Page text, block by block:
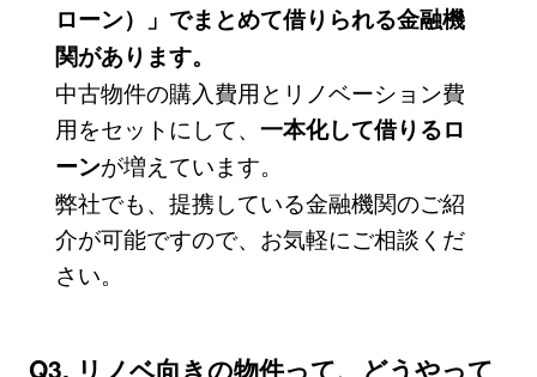
ローン）」でまとめて借りられる金融機
関があります。
中古物件の購入費用とリノベーション費
用をセットにして、 一本化して借りるロ
ーンが増えています。
弊社でも、提携している金融機関のご紹
介が可能ですので、お気軽にご相談くだ
さい。
Q3. リノベ向きの物件って、どうやって